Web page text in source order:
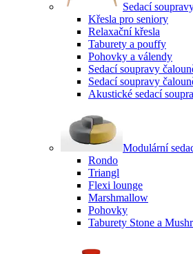
Sedací
Křesla pro seniory
Relaxační křesla
Taburety a pouffy
Pohovky a válendy
Sedací soupravy
Sedací soupravy
Akustické sedací
Modulární
Rondo
Triangl
Flexi lounge
Marshmallow
Pohovky
Taburety Stone a